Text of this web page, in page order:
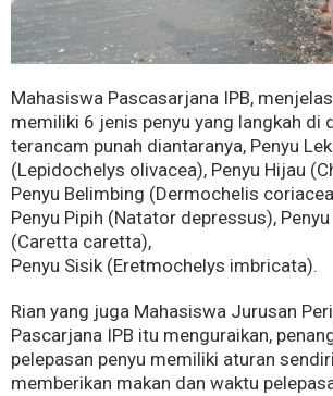
Mahasiswa Pascasarjana IPB,
memiliki 6 jenis penyu yang langkah di
terancam punah diantaranya, Penyu
(Lepidochelys olivacea), Penyu Hijau
Penyu Belimbing (Dermochelis
Penyu Pipih (Natator depressus),
(Caretta caretta),
Penyu Sisik (Eretmochelys imbricata).
Rian yang juga Mahasiswa Jurusan
Pascarjana IPB itu menguraikan,
pelepasan penyu memiliki aturan
memberikan makan dan waktu